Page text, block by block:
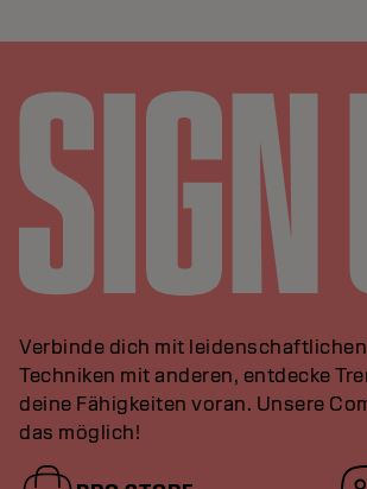
Verbinde dich mit
Techniken mit anderen, entdecke
deine Fähigkeiten voran. Unsere
das möglich!